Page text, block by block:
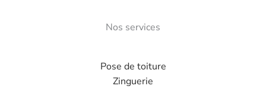
Nos services
Pose de toiture
Zinguerie